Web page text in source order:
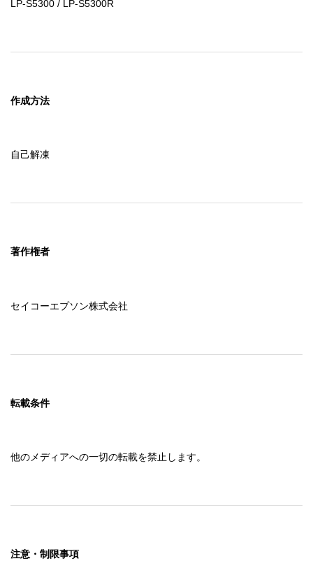
LP-S5300 / LP-S5300R
作成方法
自己解凍
著作権者
セイコーエプソン株式会社
転載条件
他のメディアへの一切の転載を禁止します。
注意・制限事項